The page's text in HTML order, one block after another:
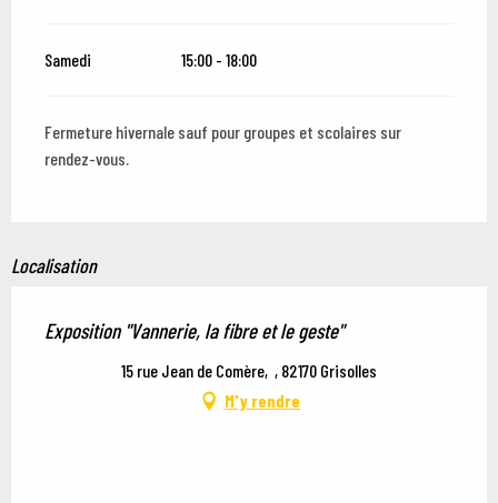
Samedi 15:00 - 18:00
Fermeture hivernale sauf pour groupes et scolaires sur
rendez-vous.
Localisation
Exposition "Vannerie, la fibre et le geste"
15 rue Jean de Comère, , 82170 Grisolles
M'y rendre